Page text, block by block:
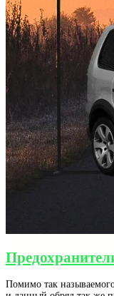
Помимо так